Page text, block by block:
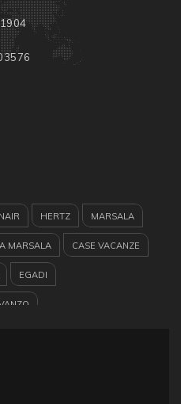
HERTZ MARSALA
MARSALA CASE VACANZE
EGADI